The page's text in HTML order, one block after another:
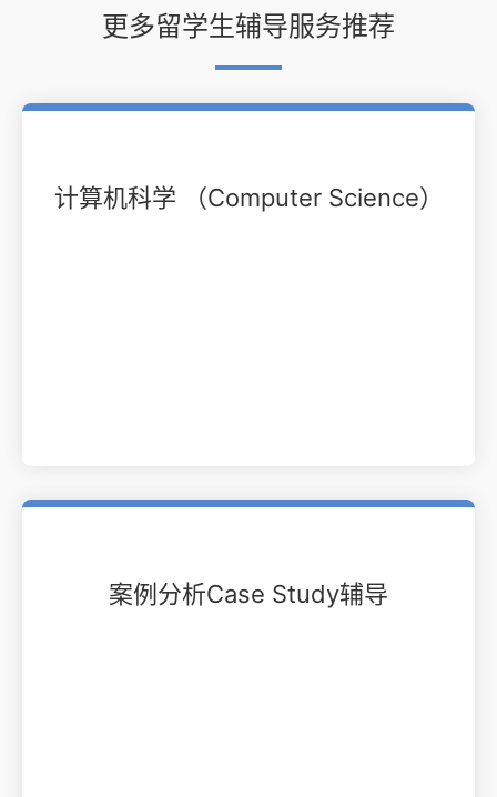
更多留学生辅导服务推荐
计算机科学 （Computer Science）
案例分析Case Study辅导